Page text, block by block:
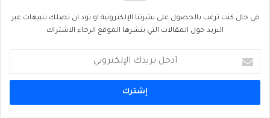
في حال كنت ترغب بالحصول على نشرتنا الإلكترونية او تود ان تصلك تنبيهات عبر
البريد حول المقالات التي ينشرها الموقع الرجاء الاشتراك
بريدك
الإلكتروني